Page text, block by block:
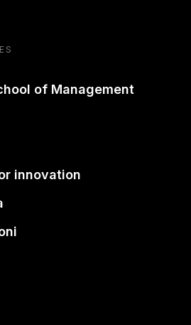
of Management
innovation